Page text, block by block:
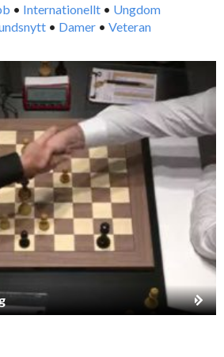
• Internationellt • Ungdom
• Damer • Veteran